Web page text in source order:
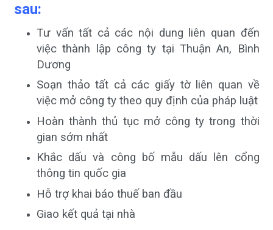
sau:
Tư vấn tất cả các nội dung liên quan đến
việc thành lập công ty tại Thuận An, Bình
Dương
Soạn thảo tất cả các giấy tờ liên quan về
việc mở công ty theo quy định của pháp luật
Hoàn thành thủ tục mở công ty trong thời
gian sớm nhất
Khắc dấu và công bố mẫu dấu lên cổng
thông tin quốc gia
Hỗ trợ khai báo thuế ban đầu
Giao kết quả tại nhà